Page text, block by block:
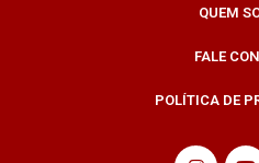
QUEM
FALE
POLÍTICA DE